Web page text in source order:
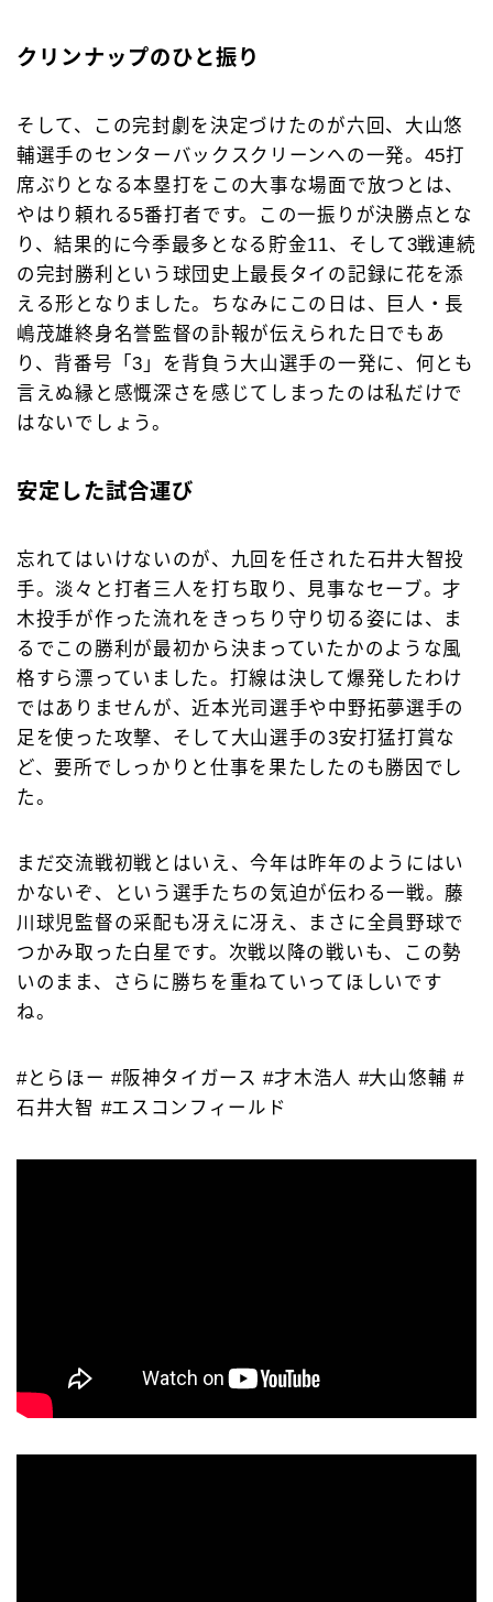
クリンナップのひと振り
そして、この完封劇を決定づけたのが六回、大山悠
輔選手のセンターバックスクリーンへの一発。45打
席ぶりとなる本塁打をこの大事な場面で放つとは、
やはり頼れる5番打者です。この一振りが決勝点とな
り、結果的に今季最多となる貯金11、そして3戦連続
の完封勝利という球団史上最長タイの記録に花を添
える形となりました。ちなみにこの日は、巨人・長
嶋茂雄終身名誉監督の訃報が伝えられた日でもあ
り、背番号「3」を背負う大山選手の一発に、何とも
言えぬ縁と感慨深さを感じてしまったのは私だけで
はないでしょう。
安定した試合運び
忘れてはいけないのが、九回を任された石井大智投
手。淡々と打者三人を打ち取り、見事なセーブ。才
木投手が作った流れをきっちり守り切る姿には、ま
るでこの勝利が最初から決まっていたかのような風
格すら漂っていました。打線は決して爆発したわけ
ではありませんが、近本光司選手や中野拓夢選手の
足を使った攻撃、そして大山選手の3安打猛打賞な
ど、要所でしっかりと仕事を果たしたのも勝因でし
た。
まだ交流戦初戦とはいえ、今年は昨年のようにはい
かないぞ、という選手たちの気迫が伝わる一戦。藤
川球児監督の采配も冴えに冴え、まさに全員野球で
つかみ取った白星です。次戦以降の戦いも、この勢
いのまま、さらに勝ちを重ねていってほしいです
ね。
#とらほー #阪神タイガース #才木浩人 #大山悠輔 #
石井大智 #エスコンフィールド